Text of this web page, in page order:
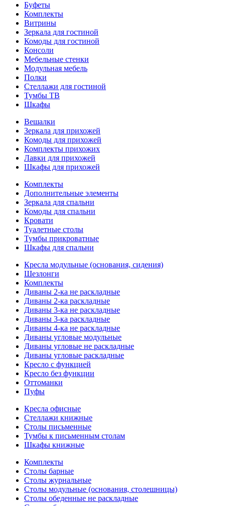
Буфеты
Комплекты
Витрины
Зеркала для гостиной
Комоды для гостиной
Консоли
Мебельные стенки
Модульная мебель
Полки
Стеллажи для гостиной
Тумбы ТВ
Шкафы
Вешалки
Зеркала для прихожей
Комоды для прихожей
Комплекты прихожих
Лавки для прихожей
Шкафы для прихожей
Комплекты
Дополнительные элементы
Зеркала для спальни
Комоды для спальни
Кровати
Туалетные столы
Тумбы прикроватные
Шкафы для спальни
Кресла модульные (основания, сидения)
Шезлонги
Комплекты
Диваны 2-ка не раскладные
Диваны 2-ка раскладные
Диваны 3-ка не раскладные
Диваны 3-ка раскладные
Диваны 4-ка не раскладные
Диваны угловые модульные
Диваны угловые не раскладные
Диваны угловые раскладные
Кресло с функцией
Кресло без функции
Оттоманки
Пуфы
Кресла офисные
Стеллажи книжные
Столы письменные
Тумбы к письменным столам
Шкафы книжные
Комплекты
Столы барные
Столы журнальные
Столы модульные (основания, столешницы)
Столы обеденные не раскладные